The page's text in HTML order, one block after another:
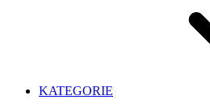
KATEGORIE